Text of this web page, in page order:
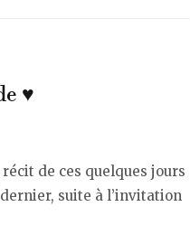
♥︎
de ces quelques jours
suite à l’invitation